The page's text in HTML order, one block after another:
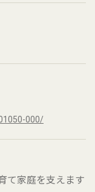
000/
て家庭を支えます